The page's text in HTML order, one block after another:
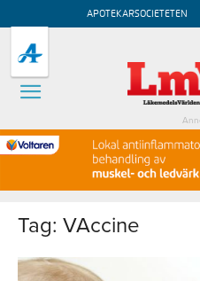
APOTEKARSOCIETETEN
Tag: VAccine